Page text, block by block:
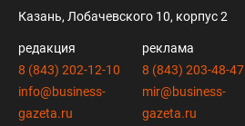
Казань, Лобачевского 10, корпус 2
редакция
8 (843) 202-12-10
info@business-
gazeta.ru
реклама
8 (843) 203-48-47
mir@business-
gazeta.ru